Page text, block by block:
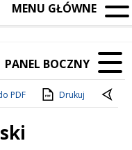
MENU GŁÓWNE
PANEL BOCZNY
PDF Drukuj